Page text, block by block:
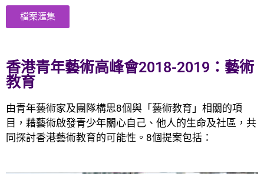
檔案滙集
香港青年藝術高峰會2018-2019：藝術
教育
由青年藝術家及團隊構思8個與「藝術教育」相關的項
目，藉藝術啟發青少年關心自己、他人的生命及社區，共
同探討香港藝術教育的可能性。8個提案包括：